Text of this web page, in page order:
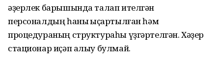
әҙерлек барышында талап ителгән
персоналдың һаны ҡыҫҡартылған һәм
процедураның структураһы үҙгәртелгән. Хәҙер
стационар иҫәп алыу булмай.